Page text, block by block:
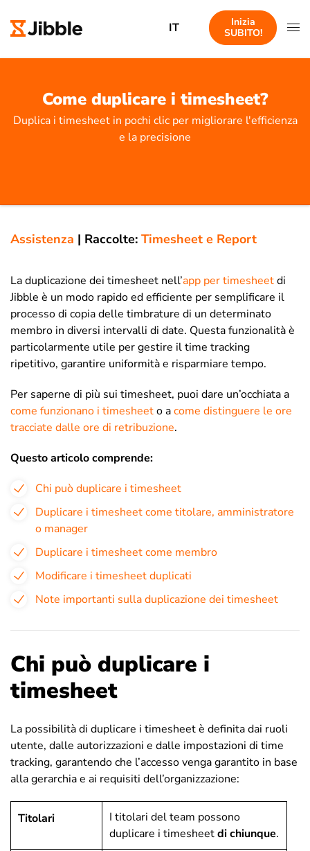
IT
Inizia
SUBITO!
Come duplicare i timesheet?
Duplica i timesheet in pochi clic per migliorare l'efficienza
e la precisione
Assistenza | Raccolte: Timesheet e Report
La duplicazione dei timesheet nell’app per timesheetdi
Jibble è un modo rapido ed efficiente per semplificare il
processo di copia delle timbrature di un determinato
membro in diversi intervalli di date. Questa funzionalità è
particolarmente utile per gestire il time tracking
ripetitivo, garantire uniformità e risparmiare tempo.
Per saperne di più sui timesheet, puoi dare un’occhiata a
come funzionano i timesheeto acome distinguere le ore
tracciate dalle ore di retribuzione.
Questo articolo comprende:
Chi può duplicare i timesheet
Duplicare i timesheet come titolare, amministratore
o manager
Duplicare i timesheet come membro
Modificare i timesheet duplicati
Note importanti sulla duplicazione dei timesheet
Chi può duplicare i
timesheet
La possibilità di duplicare i timesheet è definita dai ruoli
utente, dalle autorizzazioni e dalle impostazioni di time
tracking, garantendo che l’accesso venga garantito in base
alla gerarchia e ai requisiti dell’organizzazione:
Titolari
I titolari del team possono
duplicare i timesheetdi chiunque.